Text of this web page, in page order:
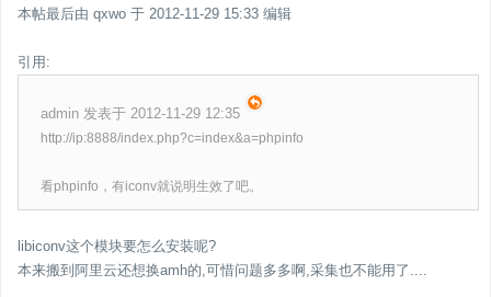
本帖最后由 qxwo 于 2012-11-29 15:33 编辑
引用:
admin 发表于 2012-11-29 12:35
http://ip:8888/index.php?c=index&a=phpinfo
看phpinfo，有iconv就说明生效了吧。
libiconv这个模块要怎么安装呢?
本来搬到阿里云还想换amh的,可惜问题多多啊,采集也不能用了....